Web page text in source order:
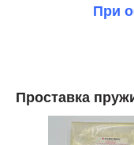
При
Проставка